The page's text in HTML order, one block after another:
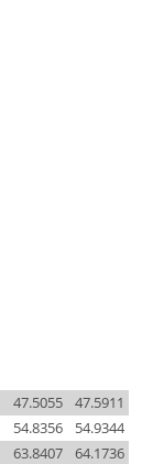
47.5911
47.5055
54.9344
54.8356
64.1736
63.8407